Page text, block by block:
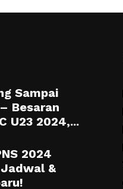
Sampai
Besaran
U23 2024,...
2024
&